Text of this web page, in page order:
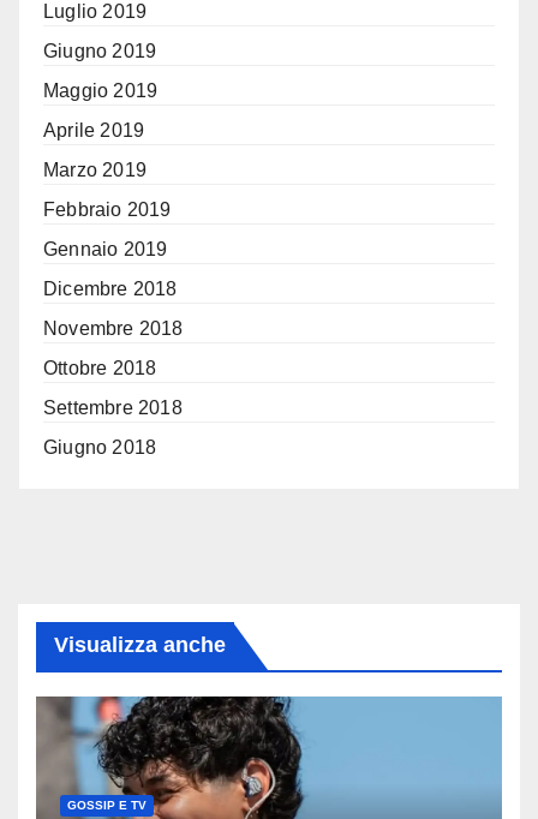
Luglio 2019
Giugno 2019
Maggio 2019
Aprile 2019
Marzo 2019
Febbraio 2019
Gennaio 2019
Dicembre 2018
Novembre 2018
Ottobre 2018
Settembre 2018
Giugno 2018
Visualizza anche
GOSSIP E TV